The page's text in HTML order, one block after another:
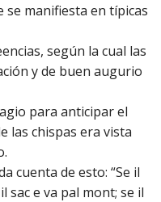
manifiesta en típicas
según la cual las
y de buen augurio
para anticipar el
las chispas era vista
cuenta de esto: “Se il
sac e va pal mont; se il